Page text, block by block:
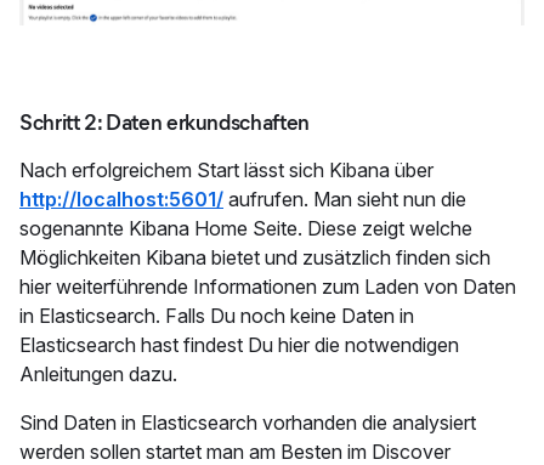
Schritt 2: Daten erkundschaften
Nach erfolgreichem Start lässt sich Kibana über
http://localhost:5601/ aufrufen. Man sieht nun die
sogenannte Kibana Home Seite. Diese zeigt welche
Möglichkeiten Kibana bietet und zusätzlich finden sich
hier weiterführende Informationen zum Laden von Daten
in Elasticsearch. Falls Du noch keine Daten in
Elasticsearch hast findest Du hier die notwendigen
Anleitungen dazu.
Sind Daten in Elasticsearch vorhanden die analysiert
werden sollen startet man am Besten im Discover